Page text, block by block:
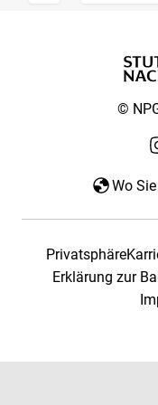
©
Wo
Privatsphäre
Erklärung zur